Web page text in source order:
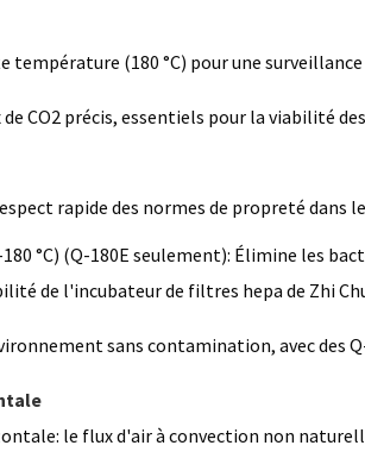
température (180 °C) pour une
CO2 précis, essentiels pour la viabilité
rapide des normes de propreté dans
°C) (Q-180E seulement): Élimine les
de l'incubateur de filtres hepa de Zhi
sans contamination, avec des
le flux d'air à convection non